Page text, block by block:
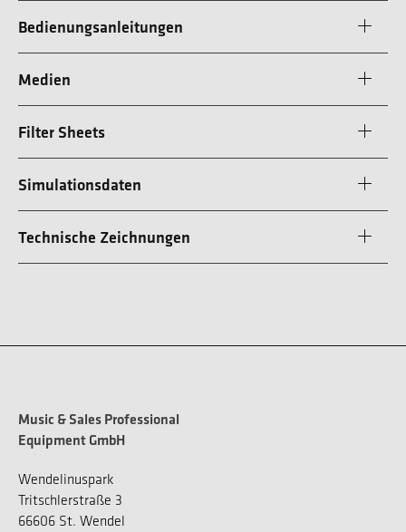
Bedienungsanleitungen
Medien
Filter Sheets
Simulationsdaten
Technische Zeichnungen
Music & Sales Professional
Equipment GmbH
Wendelinuspark
Tritschlerstraße 3
66606 St. Wendel